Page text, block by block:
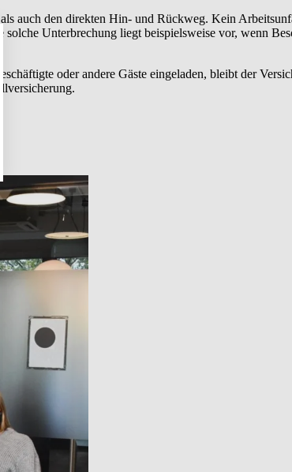
auch den direkten Hin- und Rückweg. Kein
Unterbrechung liegt beispielsweise vor, wenn
oder andere Gäste eingeladen, bleibt der